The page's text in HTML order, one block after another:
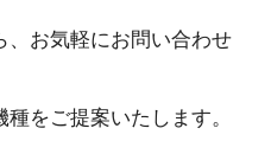
、お気軽にお問い合わせ
をご提案いたします。